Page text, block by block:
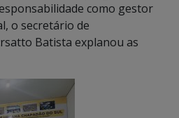
como gestor
o secretário de
Batista explanou as